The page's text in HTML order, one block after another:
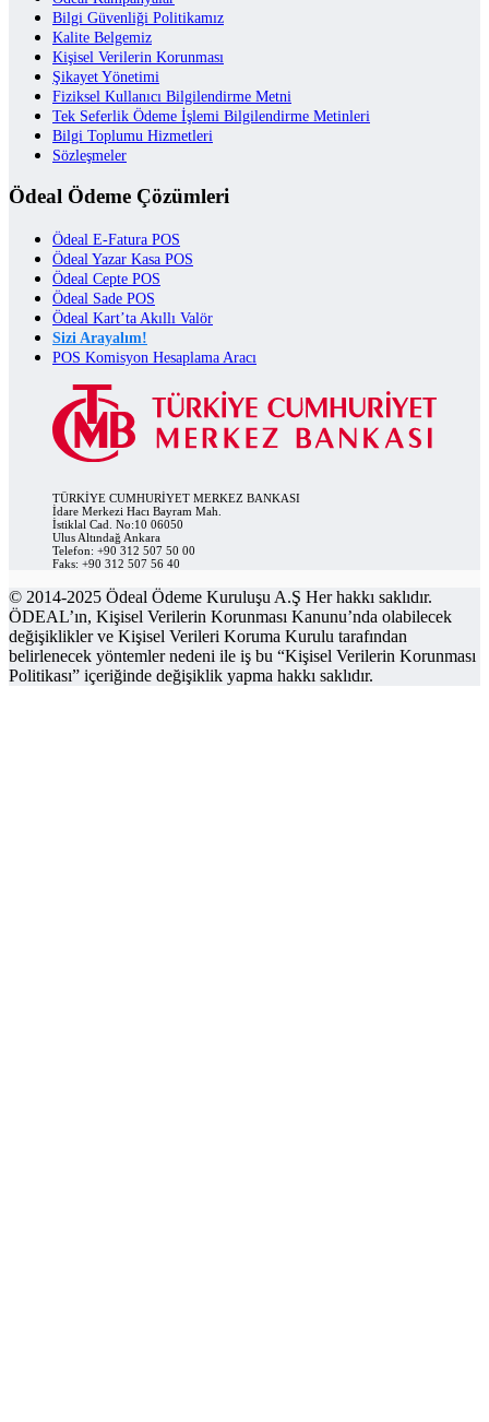
Bilgi Güvenliği Politikamız
Kalite Belgemiz
Kişisel Verilerin Korunması
Şikayet Yönetimi
Fiziksel Kullanıcı Bilgilendirme Metni
Tek Seferlik Ödeme İşlemi Bilgilendirme Metinleri
Bilgi Toplumu Hizmetleri
Sözleşmeler
Ödeal Ödeme Çözümleri
Ödeal E-Fatura POS
Ödeal Yazar Kasa POS
Ödeal Cepte POS
Ödeal Sade POS
Ödeal Kart’ta Akıllı Valör
Sizi Arayalım!
POS Komisyon Hesaplama Aracı
TÜRKİYE CUMHURİYET MERKEZ BANKASI
İdare Merkezi Hacı Bayram Mah.
İstiklal Cad. No:10 06050
Ulus Altındağ Ankara
Telefon: +90 312 507 50 00
Faks: +90 312 507 56 40
© 2014-2025 Ödeal Ödeme Kuruluşu A.Ş Her hakkı saklıdır.
ÖDEAL’ın, Kişisel Verilerin Korunması Kanunu’nda olabilecek
değişiklikler ve Kişisel Verileri Koruma Kurulu tarafından
belirlenecek yöntemler nedeni ile iş bu “Kişisel Verilerin Korunması
Politikası” içeriğinde değişiklik yapma hakkı saklıdır.